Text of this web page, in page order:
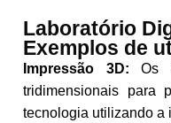
Laboratório
Exemplos de
Impressão 3D: Os
tridimensionais para
tecnologia utilizando a